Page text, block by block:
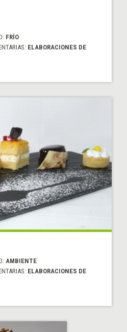
FRÍO
ELABORACIONES DE
AMBIENTE
ELABORACIONES DE